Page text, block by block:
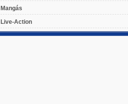
Mangás
Live-Action